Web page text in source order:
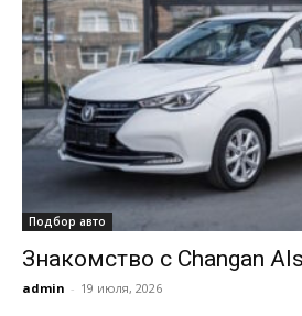
Подбор авто
Знакомство с Changan
admin - 19 июля, 2026